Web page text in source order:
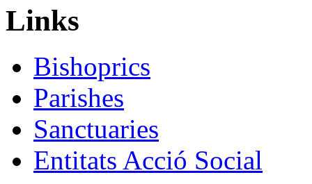
Links
Bishoprics
Parishes
Sanctuaries
Entitats Acció Social